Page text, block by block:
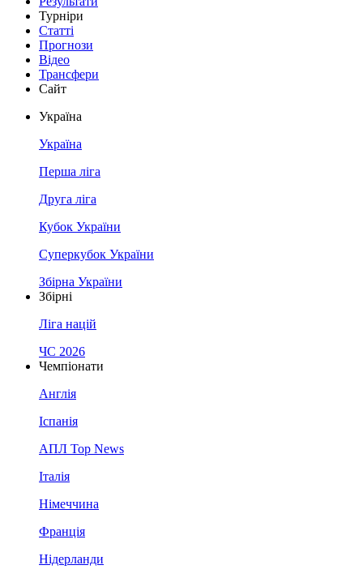
Турніри
Статті
Прогнози
Відео
Трансфери
Сайт
Україна
Україна
Перша ліга
Друга ліга
Кубок України
Суперкубок України
Збірна України
Збірні
Ліга націй
ЧС 2026
Чемпіонати
Англія
Іспанія
АПЛ Top News
Італія
Німеччина
Франція
Нідерланди